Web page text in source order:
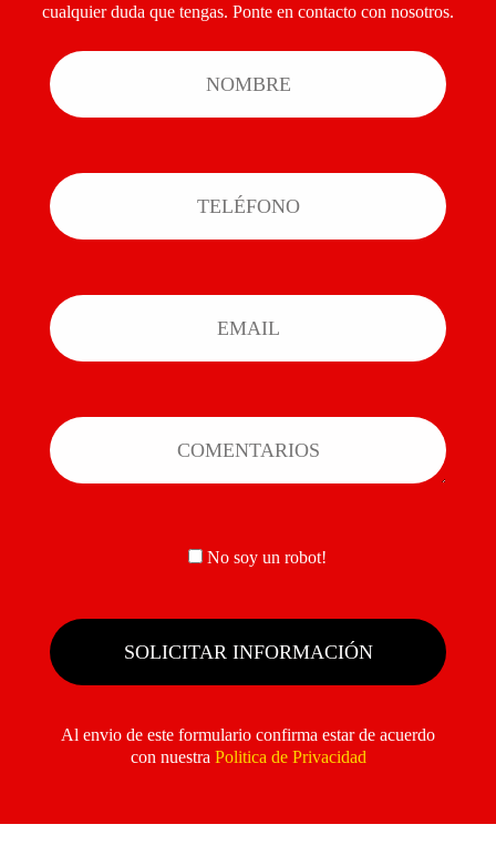
cualquier duda que tengas. Ponte en contacto con nosotros.
No soy un robot!
Al envio de este formulario confirma estar de acuerdo
con nuestra Politica de Privacidad